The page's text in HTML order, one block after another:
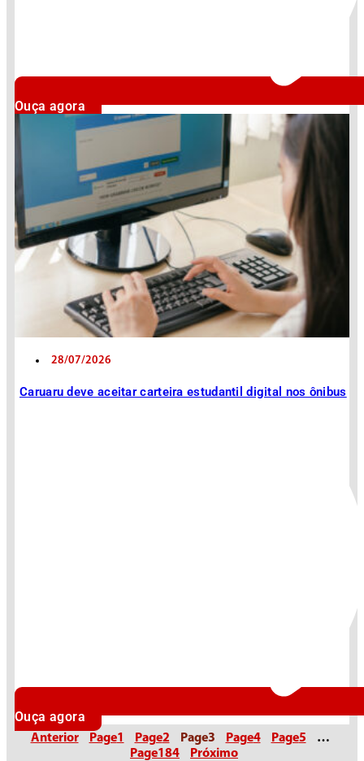
Ouça agora
28/07/2026
Caruaru deve aceitar carteira estudantil digital nos ônibus
Ouça agora
Anterior Page1 Page2 Page3 Page4 Page5
…
Page184 Próximo